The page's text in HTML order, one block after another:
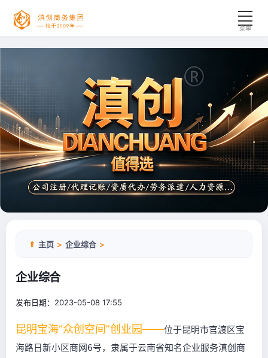
菜单
资质许可
企业综合
新闻资讯
⇑ 主页 > 企业综合 >
企业综合
发布日期：2023-05-08 17:55
昆明宝海“众创空间”创业园——位于昆明市官渡区宝
海路日新小区商网6号，隶属于云南省知名企业服务滇创商